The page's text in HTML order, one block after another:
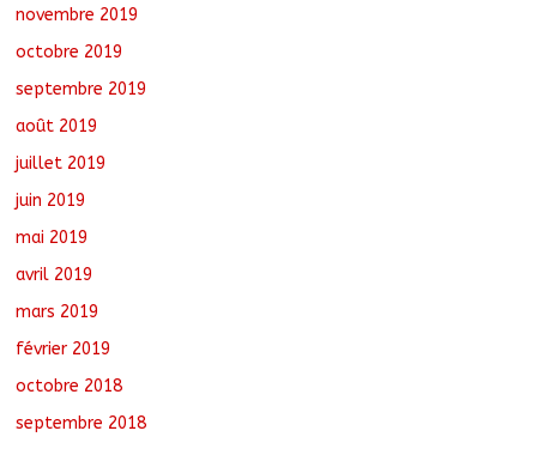
novembre 2019
octobre 2019
septembre 2019
août 2019
juillet 2019
juin 2019
mai 2019
avril 2019
mars 2019
février 2019
octobre 2018
septembre 2018